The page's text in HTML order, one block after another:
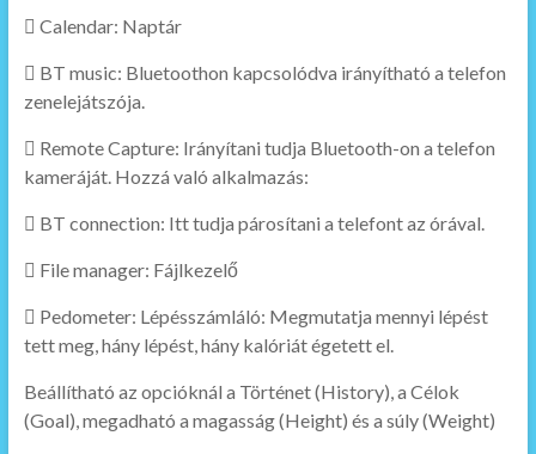
 Calendar: Naptár
 BT music: Bluetoothon kapcsolódva irányítható a telefon
zenelejátszója.
 Remote Capture: Irányítani tudja Bluetooth-on a telefon
kameráját. Hozzá való alkalmazás:
 BT connection: Itt tudja párosítani a telefont az órával.
 File manager: Fájlkezelő
 Pedometer: Lépésszámláló: Megmutatja mennyi lépést
tett meg, hány lépést, hány kalóriát égetett el.
Beállítható az opcióknál a Történet (History), a Célok
(Goal), megadható a magasság (Height) és a súly (Weight)